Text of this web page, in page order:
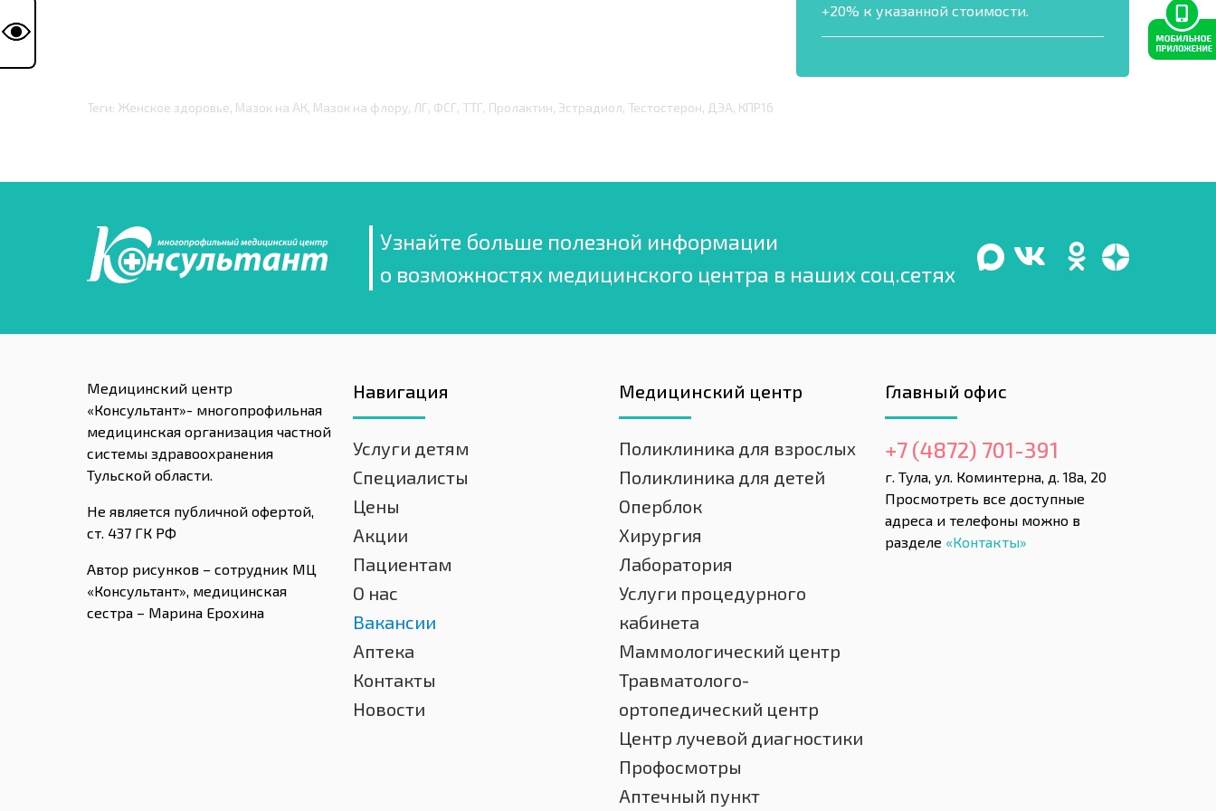
+20% к указанной стоимости.
Теги: Женское здоровье, Мазок на АК, Мазок на флору, ЛГ, ФСГ, ТТГ, Пролактин, Эстрадиол, Тестостерон, ДЭА, КПР16
Узнайте больше полезной информации
о возможностях медицинского центра в наших соц.сетях
Медицинский центр
«Консультант»- многопрофильная
медицинская организация частной
системы здравоохранения
Тульской области.
Не является публичной офертой,
ст. 437 ГК РФ
Автор рисунков – сотрудник МЦ
«Консультант», медицинская
сестра – Марина Ерохина
Навигация
Услуги детям
Специалисты
Цены
Акции
Пациентам
О нас
Вакансии
Аптека
Контакты
Новости
Медицинский центр
Поликлиника для взрослых
Поликлиника для детей
Оперблок
Хирургия
Лаборатория
Услуги процедурного
кабинета
Маммологический центр
Травматолого-
ортопедический центр
Центр лучевой диагностики
Профосмотры
Аптечный пункт
Главный офис
+7 (4872) 701-391
г. Тула, ул. Коминтерна, д. 18а, 20
Просмотреть все доступные
адреса и телефоны можно в
разделе «Контакты»